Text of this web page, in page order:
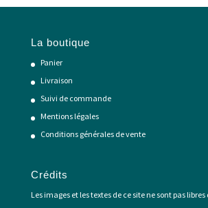
La boutique
Panier
Livraison
Suivi de commande
Mentions légales
Conditions générales de vente
Crédits
Les images et les textes de ce site ne sont pas libres